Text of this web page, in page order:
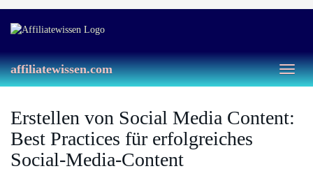
main
Toggle
affiliatewissen.com
Erstellen von Social Media Content:
Best Practices für erfolgreiches
Social-Media-Content